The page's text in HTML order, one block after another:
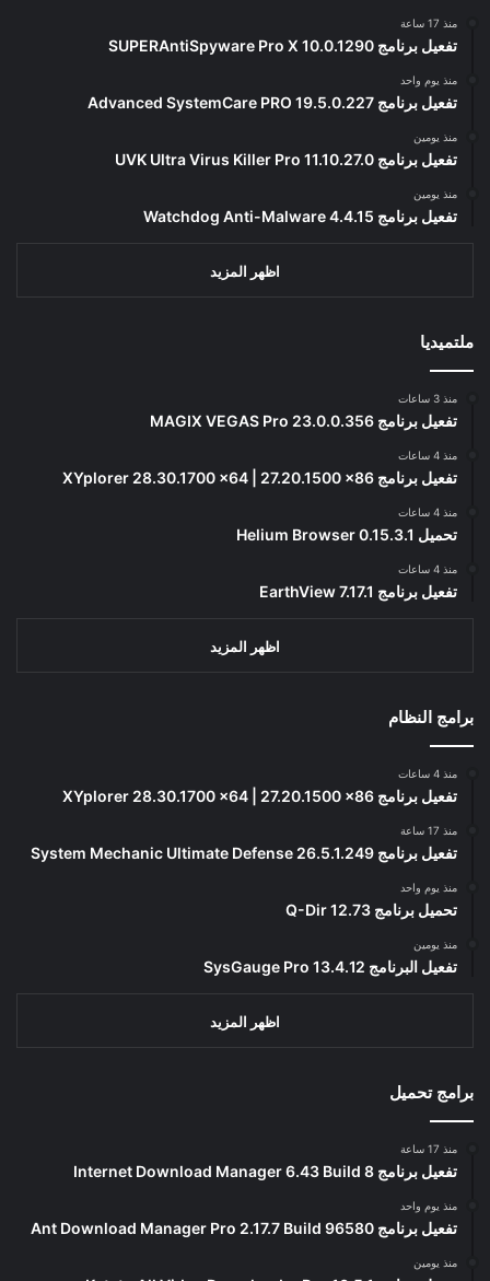
منذ 17 ساعة
تفعيل برنامج SUPERAntiSpyware Pro X 10.0.1290
منذ يوم واحد
تفعيل برنامج Advanced SystemCare PRO 19.5.0.227
منذ يومين
تفعيل برنامج UVK Ultra Virus Killer Pro 11.10.27.0
منذ يومين
تفعيل برنامج Watchdog Anti-Malware 4.4.15
اظهر المزيد
ملتميديا
منذ 3 ساعات
تفعيل برنامج MAGIX VEGAS Pro 23.0.0.356
منذ 4 ساعات
تفعيل برنامج XYplorer 28.30.1700 x64 | 27.20.1500 x86
منذ 4 ساعات
تحميل Helium Browser 0.15.3.1
منذ 4 ساعات
تفعيل برنامج EarthView 7.17.1
اظهر المزيد
برامج النظام
منذ 4 ساعات
تفعيل برنامج XYplorer 28.30.1700 x64 | 27.20.1500 x86
منذ 17 ساعة
تفعيل برنامج System Mechanic Ultimate Defense 26.5.1.249
منذ يوم واحد
تحميل برنامج Q-Dir 12.73
منذ يومين
تفعيل البرنامج 13.4.12 SysGauge Pro
اظهر المزيد
برامج تحميل
منذ 17 ساعة
تفعيل برنامج Internet Download Manager 6.43 Build 8
منذ يوم واحد
تفعيل برنامج Ant Download Manager Pro 2.17.7 Build 96580
منذ يومين